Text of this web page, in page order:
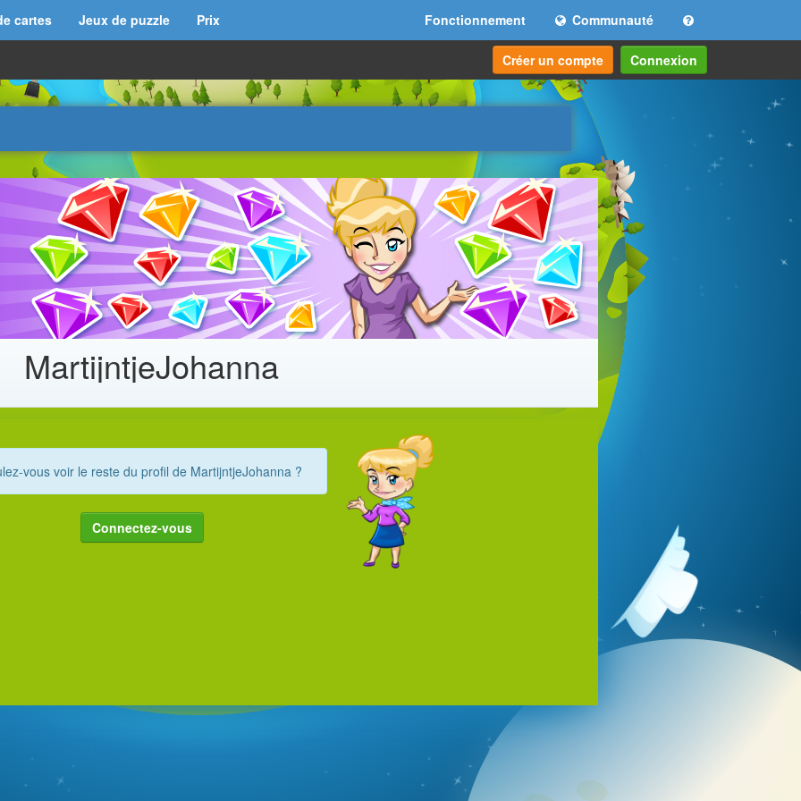
cartes Jeux de puzzle Prix Fonctionnement Communauté
Créer un compte Connexion
MartijntjeJohanna
vous voir le reste du profil de MartijntjeJohanna ?
Connectez-vous